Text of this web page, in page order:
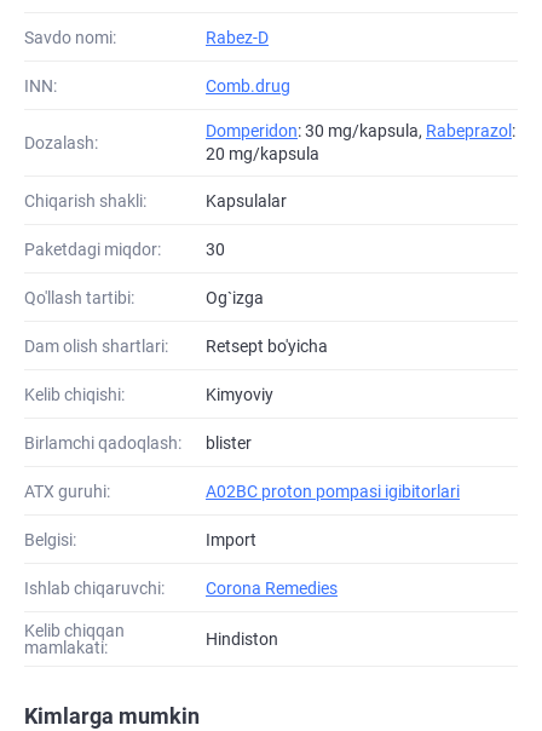
Savdo nomi: Rabez-D
INN: Comb.drug
Dozalash:
Domperidon: 30 mg/kapsula, Rabeprazol :
20 mg/kapsula
Chiqarish shakli: Kapsulalar
Paketdagi miqdor: 30
Qo'llash tartibi: Og`izga
Dam olish shartlari: Retsept bo'yicha
Kelib chiqishi: Kimyoviy
Birlamchi qadoqlash: blister
ATХ guruhi: A02BC proton pompasi igibitorlari
Belgisi: Import
Ishlab chiqaruvchi: Corona Remedies
Kelib chiqqan
mamlakati:
Hindiston
Kimlarga mumkin